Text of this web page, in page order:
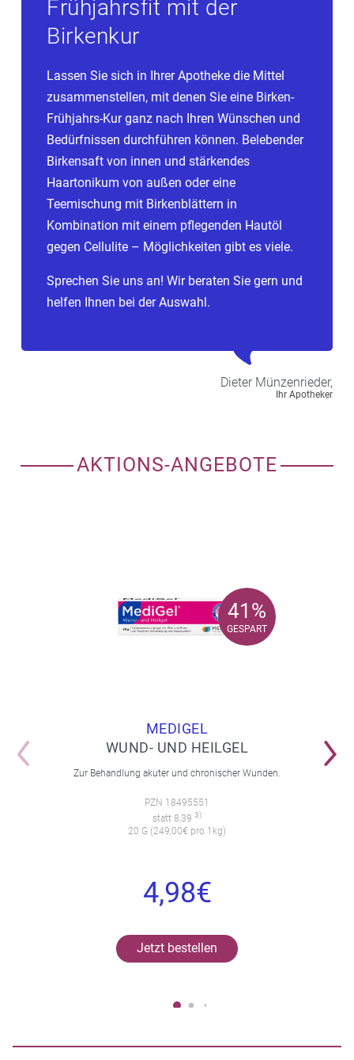
Birkenrindenextrakt gegen Epidermolysis bullosa
(Schmetterlingskrankheit), dieses ist jedoch
ist eine sehr seltene Hauterkrankung, bei der schon
bei leichter Berührung offene Wunden entstehen und
die Haut sich ablöst. Da es keine kausale Therapie
gibt, ist es wichtig die Wunden sorgfältig zu pflegen
und Infektionen zu vermeiden. Mit dem neuen sterilen
Gel aus Birkenrindenextrakt kann die Wundheilung
gefördert und Entzündungen zurückgedrängt werden.
Frühjahrsfit mit der
Birkenkur
Lassen Sie sich in Ihrer Apotheke die Mittel
zusammenstellen, mit denen Sie eine Birken-
Frühjahrs-Kur ganz nach Ihren Wünschen und
Bedürfnissen durchführen können. Belebender
Birkensaft von innen und stärkendes
Haartonikum von außen oder eine
Teemischung mit Birkenblättern in
Kombination mit einem pflegenden Hautöl
gegen Cellulite – Möglichkeiten gibt es viele.
Sprechen Sie uns an! Wir beraten Sie gern und
helfen Ihnen bei der Auswahl.
Dieter Münzenrieder,
Ihr Apotheker
AKTIONS-ANGEBOTE
41%
GESPART
41%
GESPART
MEDIGEL
WUND- UND HEILGEL
Zur Behandlung akuter und chronischer Wunden.
PZN 18495551
statt 8,39 3)
20 G (249,00€ pro 1kg)
4,98€
Jetzt bestellen